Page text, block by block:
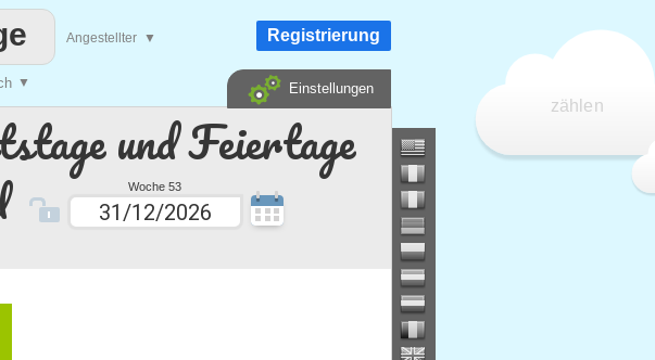
und Feiertage
Woche 53
zählen
▼
Angestellter ▼ Registrierung
Einstellungen